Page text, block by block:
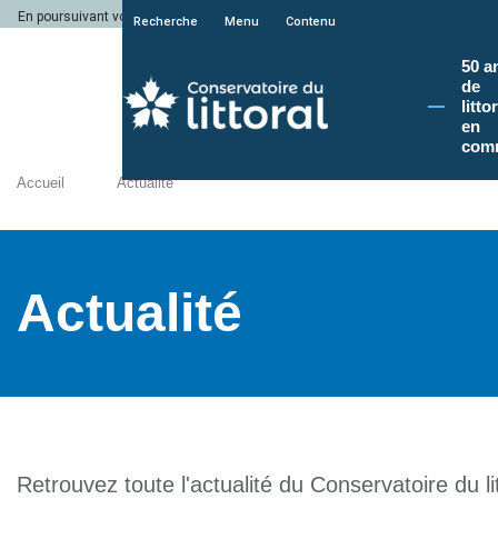
En poursuivant votre navigation sur le site du Conservatoire du littoral, vous
Recherche Menu Contenu
50
de
en
Accueil Actualité
Actualité
Retrouvez toute l'actualité du Conservatoire du